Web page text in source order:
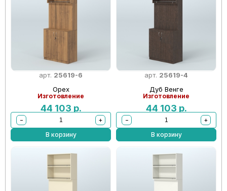
арт. 25619-6
Орех
Изготовление
44 103 р.
−
+
В корзину
арт. 25619-4
Дуб Венге
Изготовление
44 103 р.
−
+
В корзину